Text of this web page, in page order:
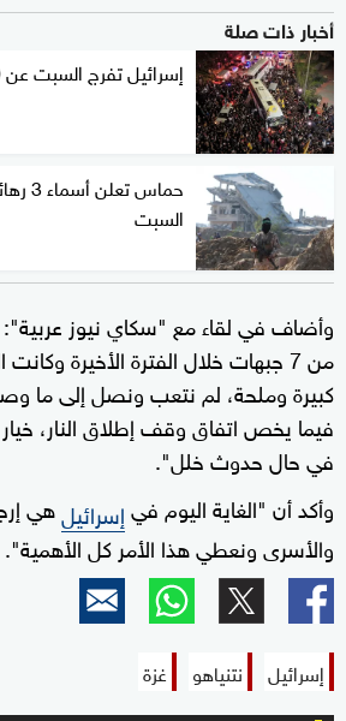
أخبار ذات صلة
إسرائيل تفرج السبت عن 90 أسيرا فلسطينيا
حماس
السبت
وأضاف في لقاء مع "سكاي نيوز عربية":
من 7 جبهات خلال الفترة الأخيرة
كبيرة وملحة، لم نتعب ونصل إلى ما
فيما يخص اتفاق وقف إطلاق النار،
في حال حدوث خلل".
وأكد أن "الغاية اليوم فيإسرائيلهي
والأسرى ونعطي هذا الأمر كل الأهمية".
إسرائيل نتنياهو غزة